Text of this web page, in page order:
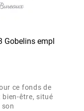
Gobelins empl
ce fonds de
bien-être, situé